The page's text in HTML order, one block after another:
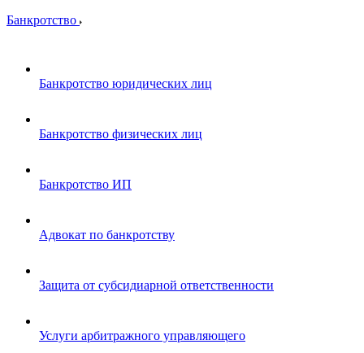
Банкротство
Банкротство юридических лиц
Банкротство физических лиц
Банкротство ИП
Адвокат по банкротству
Защита от субсидиарной ответственности
Услуги арбитражного управляющего